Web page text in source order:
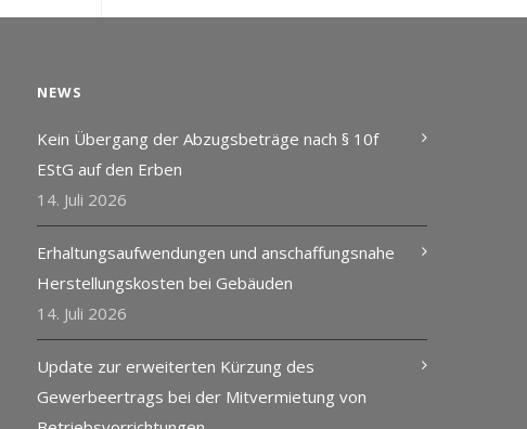
NEWS
Kein Übergang der Abzugsbeträge nach § 10f
EStG auf den Erben
14. Juli 2026
Erhaltungsaufwendungen und anschaffungsnahe
Herstellungskosten bei Gebäuden
14. Juli 2026
Update zur erweiterten Kürzung des
Gewerbeertrags bei der Mitvermietung von